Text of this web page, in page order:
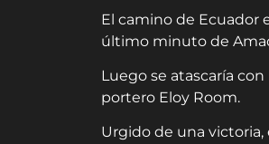
El camino de Ecuador
último minuto de
Luego se atascaría
portero Eloy Room.
Urgido de una victoria,